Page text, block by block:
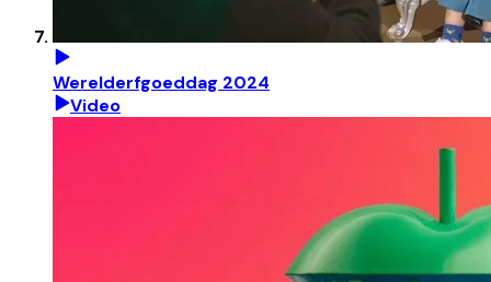
Werelderfgoeddag 2024
Video